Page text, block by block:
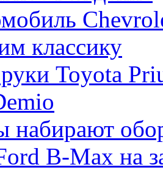
классику
Toyota
набирают
B-Max на